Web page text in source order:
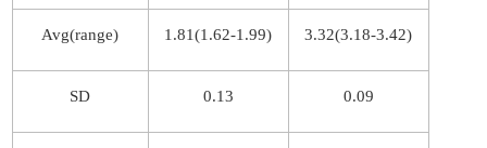
Avg(range) 1.81(1.62-1.99) 3.32(3.18-3.42)
SD 0.13 0.09